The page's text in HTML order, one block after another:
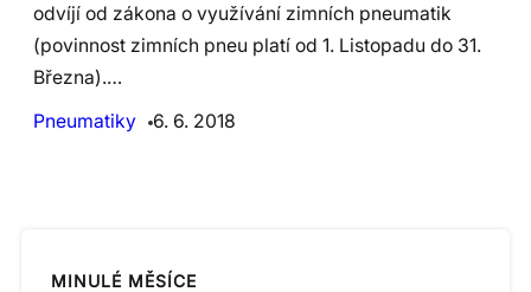
odvíjí od zákona o využívání zimních pneumatik
(povinnost zimních pneu platí od 1. Listopadu do 31.
Března).…
Pneumatiky
6. 6. 2018
MINULÉ MĚSÍCE